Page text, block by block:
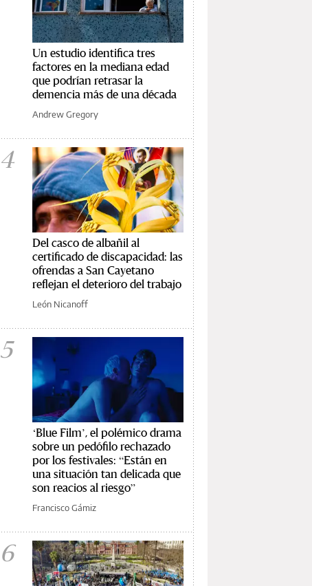
Un estudio identifica tres
factores en la mediana edad
que podrían retrasar la
demencia más de una década
Andrew Gregory
4
Del casco de albañil al
certificado de discapacidad: las
ofrendas a San Cayetano
reflejan el deterioro del trabajo
León Nicanoff
5
‘Blue Film’, el polémico drama
sobre un pedófilo rechazado
por los festivales: “Están en
una situación tan delicada que
son reacios al riesgo”
Francisco Gámiz
6